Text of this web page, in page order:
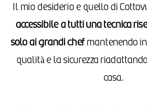
Il mio desiderio e quello di
accessibile a tutti una tecnica
solo ai grandi chefmantenendo
qualità e la sicurezza
casa.